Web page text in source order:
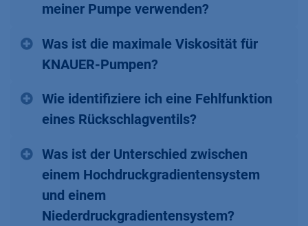
meiner Pumpe verwenden?
Was ist die maximale Viskosität für
KNAUER-Pumpen?
Wie identifiziere ich eine Fehlfunktion
eines Rückschlagventils?
Was ist der Unterschied zwischen
einem Hochdruckgradientensystem
und einem
Niederdruckgradientensystem?